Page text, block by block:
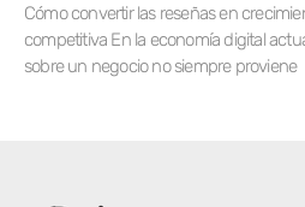
Cómo convertir las reseñas en
competitiva En la economía digital
sobre un negocio no siempre proviene